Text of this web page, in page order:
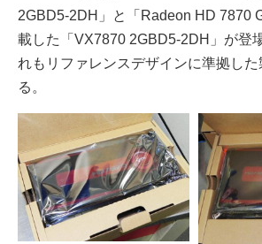
2GBD5-2DH」と「Radeon HD 7870
載した「VX7870 2GBD5-2DH」が登
れもリファレンスデザインに準拠し
る。